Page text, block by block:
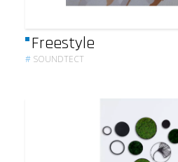
Freestyle
# SOUNDTECT